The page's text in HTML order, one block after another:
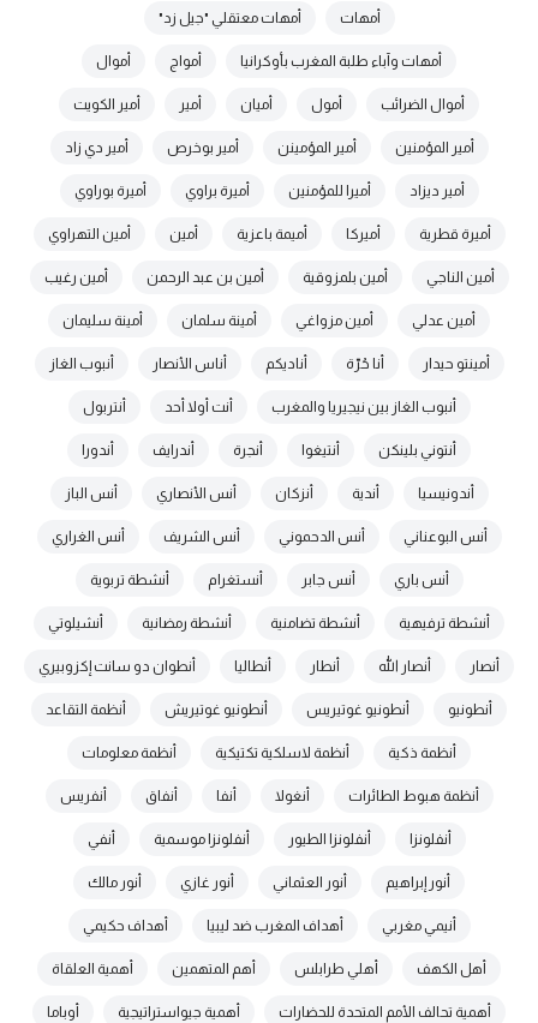
أمهات أمهات معتقلي "جيل زد"
أمهات وآباء طلبة المغرب بأوكرانيا أمواج أموال
أموال الضرائب أمول أميان أمير أمير الكويت
أمير المؤمنين أمير المؤمينن أمير بوخرص أمير دي زاد
أمير ديزاد أميرا للمؤمنين أميرة براوي أميرة بوراوي
أميرة قطرية أميركا أميمة باعزية أمين أمين التهراوي
أمين الناجي أمين بلمزوقية أمين بن عبد الرحمن أمين رغيب
أمين عدلي أمين مزواغي أمينة سلمان أمينة سليمان
أمينتو حيدار أنا حُرّة أناديكم أناس الأنصار أنبوب الغاز
أنبوب الغاز بين نيجيريا والمغرب أنت أولا أحد أنتربول
أنتوني بلينكن أنتيغوا أنجرة أندرايف أندورا
أندونيسيا أندية أنزكان أنس الأنصاري أنس الباز
أنس البوعناني أنس الدحموني أنس الشريف أنس الغراري
أنس باري أنس جابر أنستغرام أنشطة تربوية
أنشطة ترفيهية أنشطة تضامنية أنشطة رمضانية أنشيلوتي
أنصار أنصار الله أنطار أنطاليا أنطوان دو سانت إكزوبيري
أنطونيو أنطونيو غوتيريس أنطونيو غوتيريش أنظمة التقاعد
أنظمة ذكية أنظمة لاسلكية تكتيكية أنظمة معلومات
أنظمة هبوط الطائرات أنغولا أنفا أنفاق أنفريس
أنفلونزا أنفلونزا الطيور أنفلونزا موسمية أنفي
أنور إبراهيم أنور العثماني أنور غازي أنور مالك
أنيمي مغربي أهداف المغرب ضد ليبيا أهداف حكيمي
أهل الكهف أهلي طرابلس أهم المتهمين أهمية العلقاة
أهمية تحالف الأمم المتحدة للحضارات أهمية جيواستراتيجية أوباما